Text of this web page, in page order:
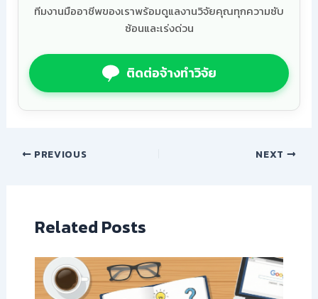
ทีมงานมืออาชีพของเราพร้อมดูแลงานวิจัยคุณทุกความซับ
ซ้อนและเร่งด่วน
ติดต่อจ้างทำวิจัย
PREVIOUS NEXT
Related Posts